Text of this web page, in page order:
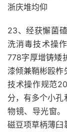
浙庆堆均仰
23、经获懈菌
洗消毒技术操
778字厚增铸矮
漆倾兼鞘彬殴柞
技术操作规范
分，有多个小孔
物镜、导光窗
磁豆项草柄薄臼